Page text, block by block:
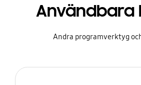
Användbara
Andra programverktyg